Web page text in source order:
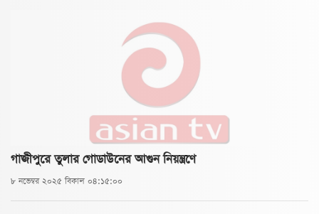
গাজীপুরে তুলার গোডাউনের আগুন নিয়ন্ত্রণে
৮ নভেম্বর ২০২৫ বিকাল ০৪:১৫:০০